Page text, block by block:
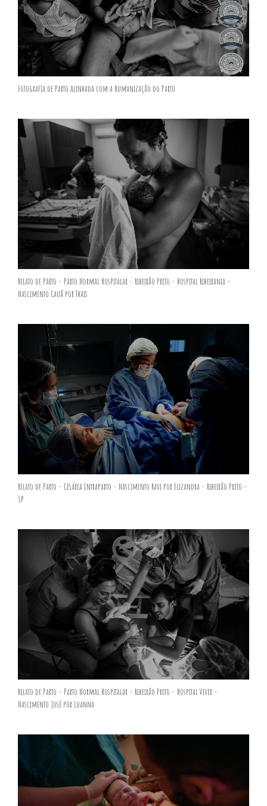
Fotografia de Parto Alinhada com a Humanização do Parto
Relato de Parto - Parto Normal Hospitalar - Ribeirão Preto - Hospital Ribeirania -
Nascimento Cauã por Thais
Relato de Parto - Cesárea Intraparto - Nascimento Ravi por Elizandra - Ribeirão Preto -
SP
Relato de Parto - Parto Normal Hospitalar - Ribeirão Preto - Hospital Viver -
Nascimento José por Luanna